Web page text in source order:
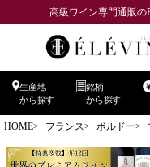
高級ワイン専門通販
生産地
から探す
銘柄
から探す
HOME フランス ボルドー